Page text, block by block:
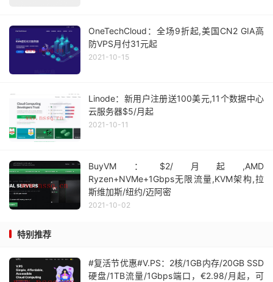
OneTechCloud：全场9折起,美国CN2 GIA高
防VPS月付31元起
2021-10-15
Linode：新用户注册送100美元,11个数据中心
云服务器$5/月起
2021-10-11
BuyVM：$2/月起,AMD
Ryzen+NVMe+1Gbps无限流量,KVM架构,拉
斯维加斯/纽约/迈阿密
2021-10-02
特别推荐
#复活节优惠#V.PS：2核/1GB内存/20GB SSD
硬盘/1TB流量/1Gbps端口，€2.98/月起，可